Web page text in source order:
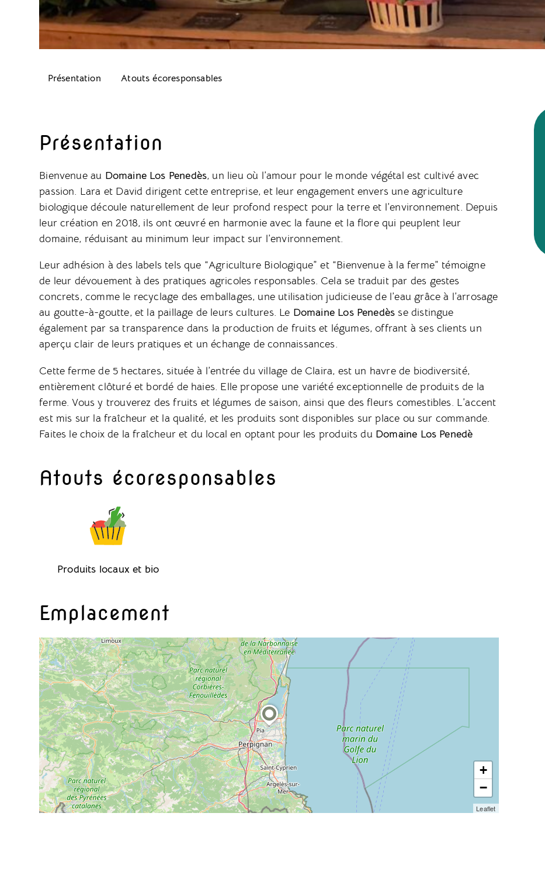
Présentation Atouts écoresponsables
Présentation
Bienvenue au Domaine Los Penedès, un lieu où l’amour pour le monde végétal est cultivé avec
passion. Lara et David dirigent cette entreprise, et leur engagement envers une agriculture
biologique découle naturellement de leur profond respect pour la terre et l’environnement. Depuis
leur création en 2018, ils ont œuvré en harmonie avec la faune et la flore qui peuplent leur
domaine, réduisant au minimum leur impact sur l’environnement.
Leur adhésion à des labels tels que “Agriculture Biologique” et “Bienvenue à la ferme” témoigne
de leur dévouement à des pratiques agricoles responsables. Cela se traduit par des gestes
concrets, comme le recyclage des emballages, une utilisation judicieuse de l’eau grâce à l’arrosage
au goutte-à-goutte, et la paillage de leurs cultures. Le Domaine Los Penedès se distingue
également par sa transparence dans la production de fruits et légumes, offrant à ses clients un
aperçu clair de leurs pratiques et un échange de connaissances.
Cette ferme de 5 hectares, située à l’entrée du village de Claira, est un havre de biodiversité,
entièrement clôturé et bordé de haies. Elle propose une variété exceptionnelle de produits de la
ferme. Vous y trouverez des fruits et légumes de saison, ainsi que des fleurs comestibles. L’accent
est mis sur la fraîcheur et la qualité, et les produits sont disponibles sur place ou sur commande.
Faites le choix de la fraîcheur et du local en optant pour les produits du Domaine Los Penedè
Atouts écoresponsables
Produits locaux et bio
Emplacement
+
−
Leaflet